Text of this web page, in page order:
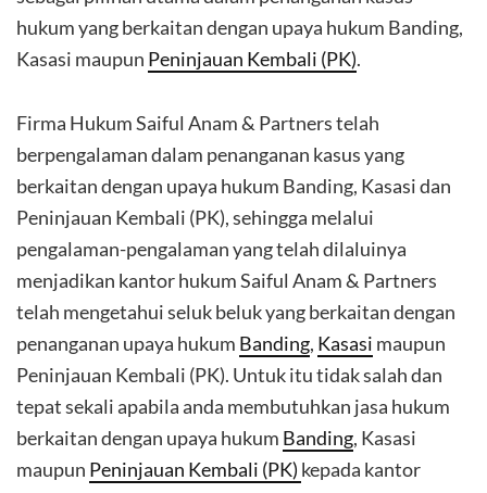
hukum yang berkaitan dengan upaya hukum Banding,
Kasasi maupun Peninjauan Kembali (PK).
Firma Hukum Saiful Anam & Partners telah
berpengalaman dalam penanganan kasus yang
berkaitan dengan upaya hukum Banding, Kasasi dan
Peninjauan Kembali (PK), sehingga melalui
pengalaman-pengalaman yang telah dilaluinya
menjadikan kantor hukum Saiful Anam & Partners
telah mengetahui seluk beluk yang berkaitan dengan
penanganan upaya hukum Banding, Kasasi maupun
Peninjauan Kembali (PK). Untuk itu tidak salah dan
tepat sekali apabila anda membutuhkan jasa hukum
berkaitan dengan upaya hukum Banding, Kasasi
maupun Peninjauan Kembali (PK) kepada kantor